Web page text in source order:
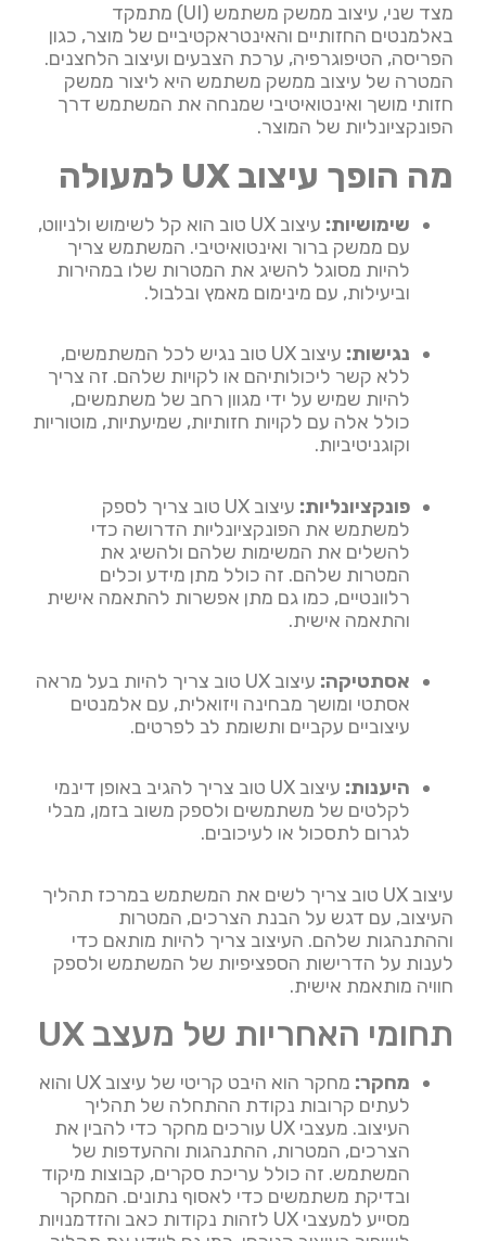
מצד שני, עיצוב ממשק משתמש (UI) מתמקד
באלמנטים החזותיים והאינטראקטיביים של מוצר, כגון
הפריסה, הטיפוגרפיה, ערכת הצבעים ועיצוב הלחצנים.
המטרה של עיצוב ממשק משתמש היא ליצור ממשק
חזותי מושך ואינטואיטיבי שמנחה את המשתמש דרך
הפונקציונליות של המוצר.
מה הופך עיצוב UX למעולה
שימושיות:
עיצוב UX טוב הוא קל לשימוש ולניווט,
עם ממשק ברור ואינטואיטיבי. המשתמש צריך
להיות מסוגל להשיג את המטרות שלו במהירות
וביעילות, עם מינימום מאמץ ובלבול.
נגישות:
עיצוב UX טוב נגיש לכל המשתמשים,
ללא קשר ליכולותיהם או לקויות שלהם. זה צריך
להיות שמיש על ידי מגוון רחב של משתמשים,
כולל אלה עם לקויות חזותיות, שמיעתיות, מוטוריות
וקוגניטיביות.
פונקציונליות:
עיצוב UX טוב צריך לספק
למשתמש את הפונקציונליות הדרושה כדי
להשלים את המשימות שלהם ולהשיג את
המטרות שלהם. זה כולל מתן מידע וכלים
רלוונטיים, כמו גם מתן אפשרות להתאמה אישית
והתאמה אישית.
אסתטיקה:
עיצוב UX טוב צריך להיות בעל מראה
אסתטי ומושך מבחינה ויזואלית, עם אלמנטים
עיצוביים עקביים ותשומת לב לפרטים.
היענות:
עיצוב UX טוב צריך להגיב באופן דינמי
לקלטים של משתמשים ולספק משוב בזמן, מבלי
לגרום לתסכול או לעיכובים.
עיצוב UX טוב צריך לשים את המשתמש במרכז תהליך
העיצוב, עם דגש על הבנת הצרכים, המטרות
וההתנהגות שלהם. העיצוב צריך להיות מותאם כדי
לענות על הדרישות הספציפיות של המשתמש ולספק
חוויה מותאמת אישית.
תחומי האחריות של מעצב UX
מחקר:
מחקר הוא היבט קריטי של עיצוב UX והוא
לעתים קרובות נקודת ההתחלה של תהליך
העיצוב. מעצבי UX עורכים מחקר כדי להבין את
הצרכים, המטרות, ההתנהגות וההעדפות של
המשתמש. זה כולל עריכת סקרים, קבוצות מיקוד
ובדיקת משתמשים כדי לאסוף נתונים. המחקר
מסייע למעצבי UX לזהות נקודות כאב והזדמנויות